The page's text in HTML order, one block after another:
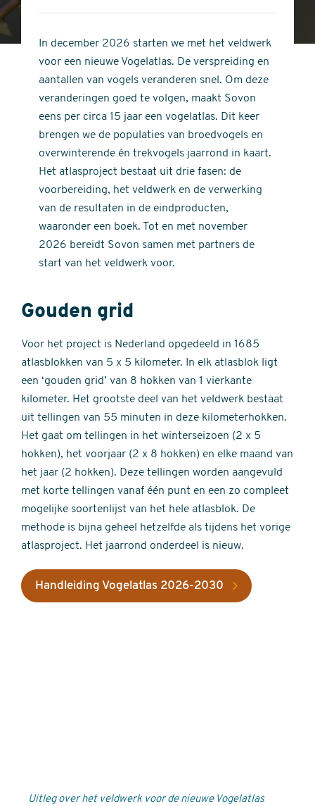
stars
of
stars
In december 2026 starten we met het veldwerk
voor een nieuwe Vogelatlas. De verspreiding en
aantallen van vogels veranderen snel. Om deze
veranderingen goed te volgen, maakt Sovon
eens per circa 15 jaar een vogelatlas. Dit keer
brengen we de populaties van broedvogels en
overwinterende én trekvogels jaarrond in kaart.
Het atlasproject bestaat uit drie fasen: de
voorbereiding, het veldwerk en de verwerking
van de resultaten in de eindproducten,
waaronder een boek. Tot en met november
2026 bereidt Sovon samen met partners de
start van het veldwerk voor.
Gouden grid
Voor het project is Nederland opgedeeld in 1685
atlasblokken van 5 x 5 kilometer. In elk atlasblok ligt
een ‘gouden grid’ van 8 hokken van 1 vierkante
kilometer. Het grootste deel van het veldwerk bestaat
uit tellingen van 55 minuten in deze kilometerhokken.
Het gaat om tellingen in het winterseizoen (2 x 5
hokken), het voorjaar (2 x 8 hokken) en elke maand van
het jaar (2 hokken). Deze tellingen worden aangevuld
met korte tellingen vanaf één punt en een zo compleet
mogelijke soortenlijst van het hele atlasblok. De
methode is bijna geheel hetzelfde als tijdens het vorige
atlasproject. Het jaarrond onderdeel is nieuw.
Handleiding Vogelatlas 2026-2030
Uitleg over het veldwerk voor de nieuwe Vogelatlas